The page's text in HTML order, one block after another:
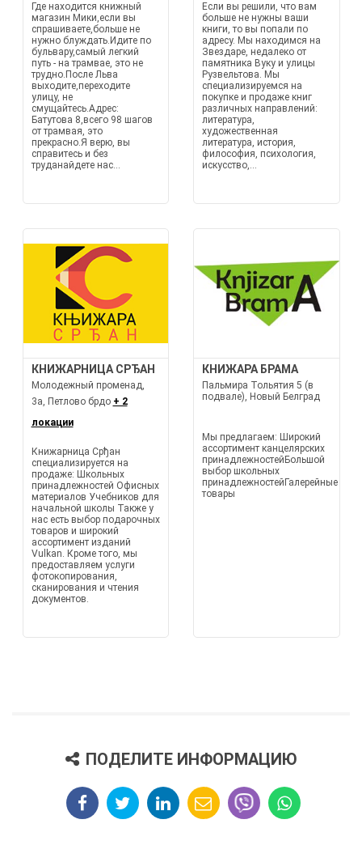
Где находится книжный
магазин Мики,если вы
спрашиваете,больше не
нужно блуждать.Идите по
бульвару,самый легкий
путь - на трамвае, это не
трудно.После Льва
выходите,переходите
улицу, не
смущайтесь.Адрес:
Батутова 8,всего 98 шагов
от трамвая, это
прекрасно.Я верю, вы
справитесь и без
труданайдете нас...
Если вы решили, что вам
больше не нужны ваши
книги, то вы попали по
адресу. Мы находимся на
Звездаре, недалеко от
памятника Вуку и улицы
Рузвельтова. Мы
специализируемся на
покупке и продаже книг
различных направлений:
литература,
художественная
литература, история,
философия, психология,
искусство,...
КНИЖАРНИЦА СРЂАН
Молодежный променад,
3а, Петлово брдо + 2
локации
Книжарница Срђан
специализируется на
продаже: Школьных
принадлежностей Офисных
материалов Учебников для
начальной школы Также у
нас есть выбор подарочных
товаров и широкий
ассортимент изданий
Vulkan. Кроме того, мы
предоставляем услуги
фотокопирования,
сканирования и чтения
документов.
КНИЖАРА БРАМА
Пальмира Тольятия 5 (в
подвале), Новый Белград
Мы предлагаем: Широкий
ассортимент канцелярских
принадлежностейБольшой
выбор школьных
принадлежностейГалерейные
товары
ПОДЕЛИТЕ ИНФОРМАЦИЮ